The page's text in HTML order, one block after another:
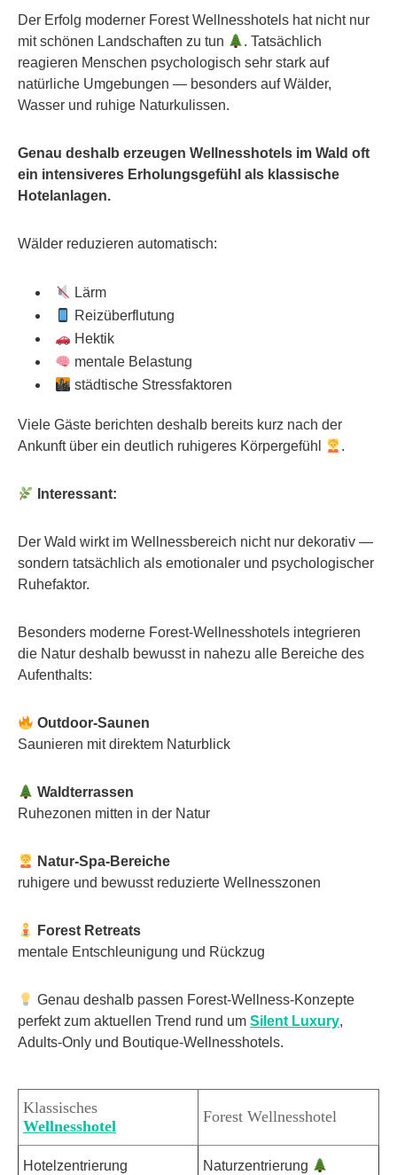
Der Erfolg moderner Forest Wellnesshotels hat nicht nur
mit schönen Landschaften zu tun
. Tatsächlich
reagieren Menschen psychologisch sehr stark auf
natürliche Umgebungen — besonders auf Wälder,
Wasser und ruhige Naturkulissen.
Genau deshalb erzeugen Wellnesshotels im Wald oft
ein intensiveres Erholungsgefühl als klassische
Hotelanlagen.
Wälder reduzieren automatisch:
Lärm
Reizüberflutung
Hektik
mentale Belastung
städtische Stressfaktoren
Viele Gäste berichten deshalb bereits kurz nach der
Ankunft über ein deutlich ruhigeres Körpergefühl
.
Interessant:
Der Wald wirkt im Wellnessbereich nicht nur dekorativ —
sondern tatsächlich als emotionaler und psychologischer
Ruhefaktor.
Besonders moderne Forest-Wellnesshotels integrieren
die Natur deshalb bewusst in nahezu alle Bereiche des
Aufenthalts:
Outdoor-Saunen
Saunieren mit direktem Naturblick
Waldterrassen
Ruhezonen mitten in der Natur
Natur-Spa-Bereiche
ruhigere und bewusst reduzierte Wellnesszonen
Forest Retreats
mentale Entschleunigung und Rückzug
Genau deshalb passen Forest-Wellness-Konzepte
perfekt zum aktuellen Trend rund um Silent Luxury,
Adults-Only und Boutique-Wellnesshotels.
Klassisches
Wellnesshotel
Forest Wellnesshotel
Hotelzentrierung Naturzentrierung